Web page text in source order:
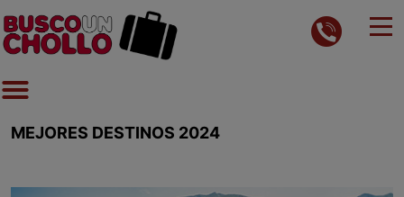
MEJORES DESTINOS 2024